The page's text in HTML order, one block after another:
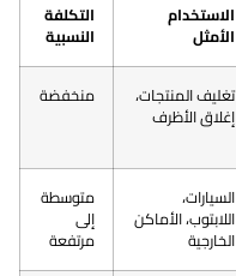
الاستخدام
الأمثل
التكلفة
النسبية
تغليف المنتجات،
إغلاق الأظرف
منخفضة
السيارات،
اللابتوب، الأماكن
الخارجية
متوسطة
إلى
مرتفعة